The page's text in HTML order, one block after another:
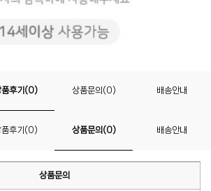
품후기(0) 상품문의(0) 배송안내
품후기(0) 상품문의(0) 배송안내
상품문의